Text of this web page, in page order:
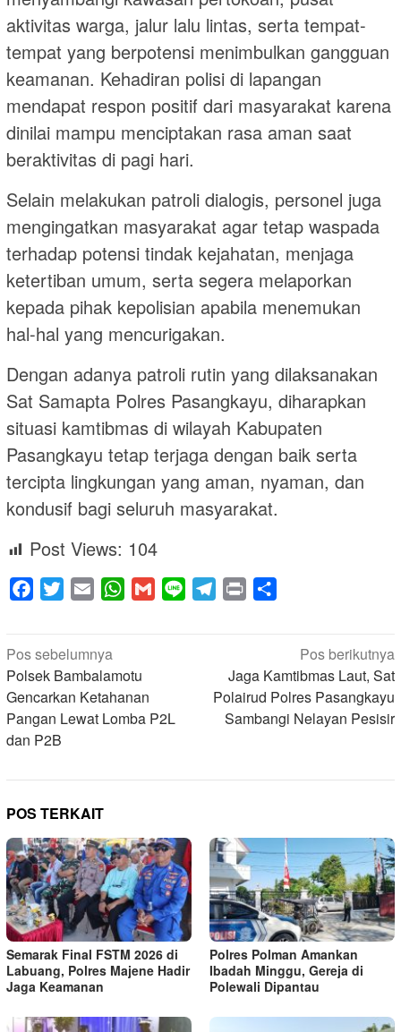
aktivitas warga, jalur lalu lintas, serta tempat-
tempat yang berpotensi menimbulkan gangguan
keamanan. Kehadiran polisi di lapangan
mendapat respon positif dari masyarakat karena
dinilai mampu menciptakan rasa aman saat
beraktivitas di pagi hari.
Selain melakukan patroli dialogis, personel juga
mengingatkan masyarakat agar tetap waspada
terhadap potensi tindak kejahatan, menjaga
ketertiban umum, serta segera melaporkan
kepada pihak kepolisian apabila menemukan
hal-hal yang mencurigakan.
Dengan adanya patroli rutin yang dilaksanakan
Sat Samapta Polres Pasangkayu, diharapkan
situasi kamtibmas di wilayah Kabupaten
Pasangkayu tetap terjaga dengan baik serta
tercipta lingkungan yang aman, nyaman, dan
kondusif bagi seluruh masyarakat.
Post Views: 104
Facebook
Twitter Email WhatsApp
Gmail Line Telegram
Print
Navigasi
pos
Pos sebelumnya
Polsek Bambalamotu
Gencarkan Ketahanan
Pangan Lewat Lomba P2L
dan P2B
Pos berikutnya
Jaga Kamtibmas Laut, Sat
Polairud Polres Pasangkayu
Sambangi Nelayan Pesisir
POS TERKAIT
Semarak Final FSTM 2026 di
Labuang, Polres Majene Hadir
Jaga Keamanan
Polres Polman Amankan
Ibadah Minggu, Gereja di
Polewali Dipantau